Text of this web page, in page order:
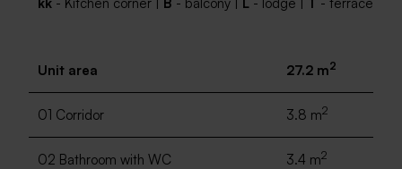
Unit area 27.2 m2
01 Corridor 3.8 m2
02 Bathroom with WC 3.4 m2